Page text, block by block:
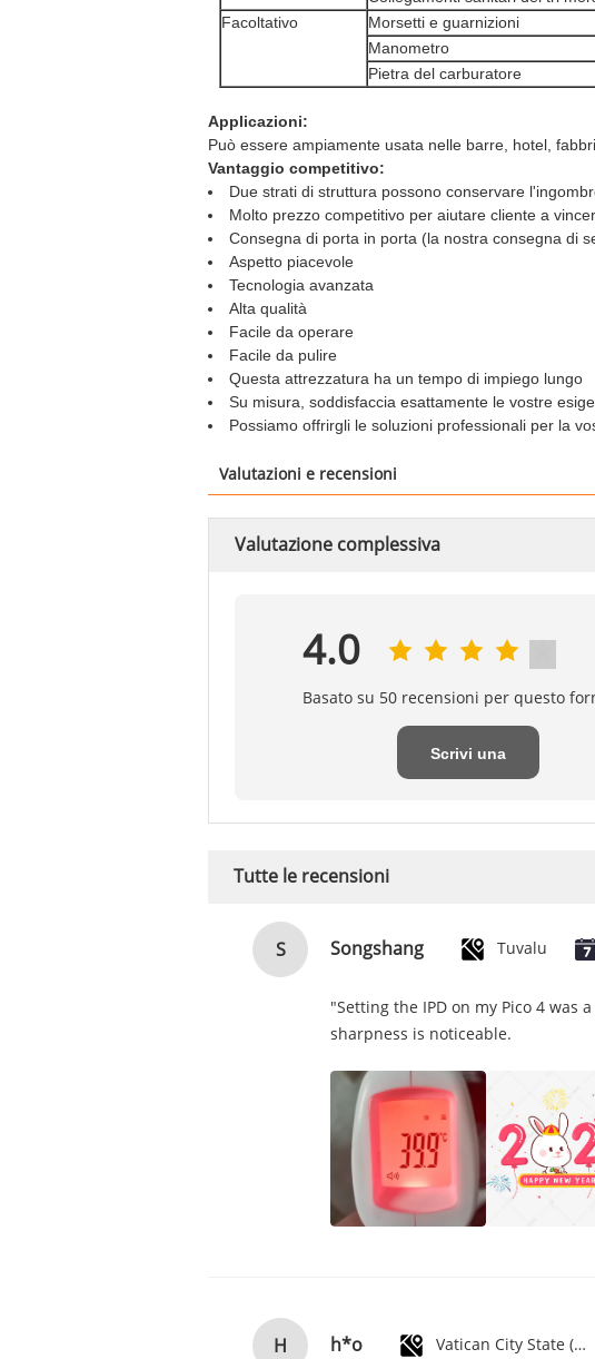
Facoltativo
Morsetti e guarnizioni
Manometro
Pietra del carburatore
Applicazioni:
Può essere ampiamente usata nelle barre, hotel,
Vantaggio competitivo:
Due strati di struttura possono conservare
Molto prezzo competitivo per aiutare cliente a
Consegna di porta in porta (la nostra consegna di
Aspetto piacevole
Tecnologia avanzata
Alta qualità
Facile da operare
Facile da pulire
Questa attrezzatura ha un tempo di impiego lungo
Su misura, soddisfaccia esattamente le vostre
Possiamo offrirgli le soluzioni professionali per la
Valutazioni e recensioni
Valutazione complessiva
4.0
Basato su 50 recensioni per questo
Scrivi una
Tutte le recensioni
S Songshang Tuvalu
"Setting the IPD on my Pico 4 was
sharpness is noticeable.
H h*o Vatican City State (Holy See)